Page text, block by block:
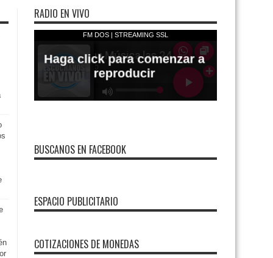
RADIO EN VIVO
BUSCANOS EN FACEBOOK
ESPACIO PUBLICITARIO
COTIZACIONES DE MONEDAS